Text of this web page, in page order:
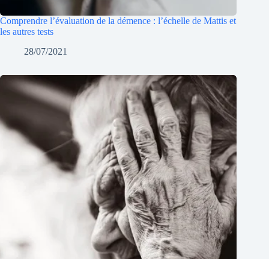
Comprendre l’évaluation de la démence : l’échelle de Mattis et
les autres tests
28/07/2021